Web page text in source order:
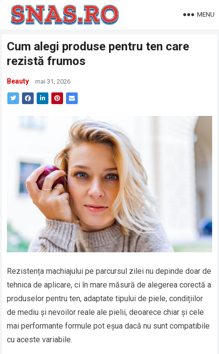
MENU
Cum alegi produse pentru ten care
rezistă frumos
Beauty mai 31, 2026
Rezistența machiajului pe parcursul zilei nu depinde doar de
tehnica de aplicare, ci în mare măsură de alegerea corectă a
produselor pentru ten, adaptate tipului de piele, condițiilor
de mediu și nevoilor reale ale pielii, deoarece chiar și cele
mai performante formule pot eșua dacă nu sunt compatibile
cu aceste variabile.